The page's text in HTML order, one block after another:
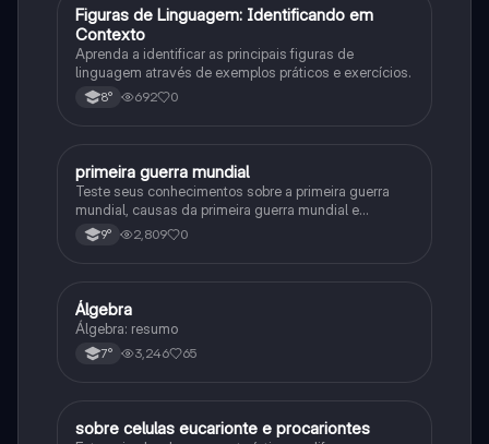
FPortuguês
Figuras de Linguagem: Identificando em
Contexto
Aprenda a identificar as principais figuras de
linguagem através de exemplos práticos e exercícios.
8° 692 0
História
primeira guerra mundial
Teste seus conhecimentos sobre a primeira guerra
mundial, causas da primeira guerra mundial e
consequências da Primeira Guerra Mundial, fases da
primeira guerra mundial
9° 2,809 0
Matematica
Álgebra
Álgebra: resumo
7° 3,246 65
Biologia
sobre celulas eucarionte e procariontes